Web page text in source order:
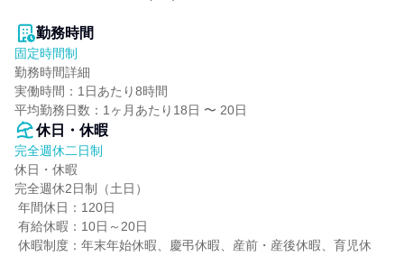
勤務時間
固定時間制
勤務時間詳細
実働時間：1日あたり8時間
平均勤務日数：1ヶ月あたり18日 〜 20日
休日・休暇
完全週休二日制
休日・休暇
完全週休2日制（土日）